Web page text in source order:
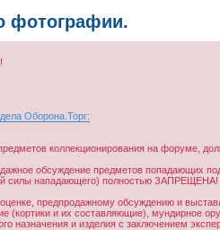
фотографии.
Оборона.Торг:
коллекционирования на форуме,
обсуждение предметов попадающих
силы нападающего) полностью ЗАПРЕЩЕНА!
предпродажному обсуждению и
(кортики и их составляющие), мундирное
назначения и изделия с заключением